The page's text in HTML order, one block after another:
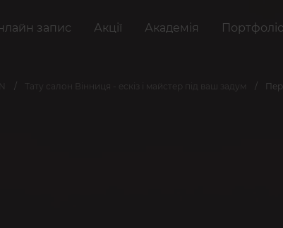
запис Акції Академія Портфоліо
Тату салон Вінниця - ескіз і майстер під ваш задум